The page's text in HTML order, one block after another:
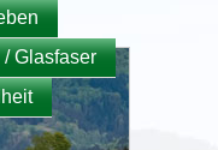
Glasfaser